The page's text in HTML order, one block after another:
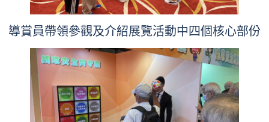
導賞員帶領參觀及介紹展覽活動中四個核心部份